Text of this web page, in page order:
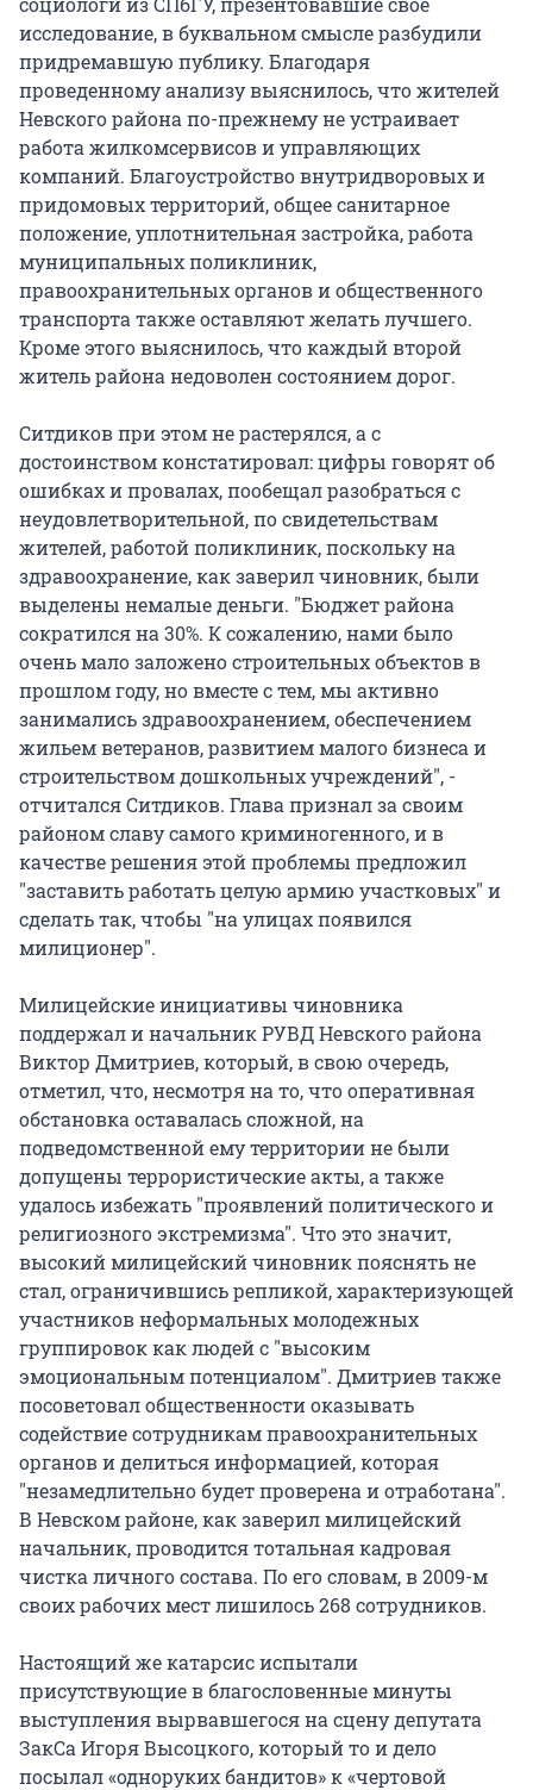
исследование, в буквальном смысле разбудили
придремавшую публику. Благодаря
проведенному анализу выяснилось, что жителей
Невского района по-прежнему не устраивает
работа жилкомсервисов и управляющих
компаний. Благоустройство внутридворовых и
придомовых территорий, общее санитарное
положение, уплотнительная застройка, работа
муниципальных поликлиник,
правоохранительных органов и общественного
транспорта также оставляют желать лучшего.
Кроме этого выяснилось, что каждый второй
житель района недоволен состоянием дорог.
Ситдиков при этом не растерялся, а с
достоинством констатировал: цифры говорят об
ошибках и провалах, пообещал разобраться с
неудовлетворительной, по свидетельствам
жителей, работой поликлиник, поскольку на
здравоохранение, как заверил чиновник, были
выделены немалые деньги. "Бюджет района
сократился на 30%. К сожалению, нами было
очень мало заложено строительных объектов в
прошлом году, но вместе с тем, мы активно
занимались здравоохранением, обеспечением
жильем ветеранов, развитием малого бизнеса и
строительством дошкольных учреждений", -
отчитался Ситдиков. Глава признал за своим
районом славу самого криминогенного, и в
качестве решения этой проблемы предложил
"заставить работать целую армию участковых" и
сделать так, чтобы "на улицах появился
милиционер".
Милицейские инициативы чиновника
поддержал и начальник РУВД Невского района
Виктор Дмитриев, который, в свою очередь,
отметил, что, несмотря на то, что оперативная
обстановка оставалась сложной, на
подведомственной ему территории не были
допущены террористические акты, а также
удалось избежать "проявлений политического и
религиозного экстремизма". Что это значит,
высокий милицейский чиновник пояснять не
стал, ограничившись репликой, характеризующей
участников неформальных молодежных
группировок как людей с "высоким
эмоциональным потенциалом". Дмитриев также
посоветовал общественности оказывать
содействие сотрудникам правоохранительных
органов и делиться информацией, которая
"незамедлительно будет проверена и отработана".
В Невском районе, как заверил милицейский
начальник, проводится тотальная кадровая
чистка личного состава. По его словам, в 2009-м
своих рабочих мест лишилось 268 сотрудников.
Настоящий же катарсис испытали
присутствующие в благословенные минуты
выступления вырвавшегося на сцену депутата
ЗакСа Игоря Высоцкого, который то и дело
посылал «одноруких бандитов» к «чертовой